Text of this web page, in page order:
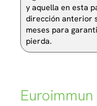
y aquella en esta
dirección anterior
meses para
pierda.